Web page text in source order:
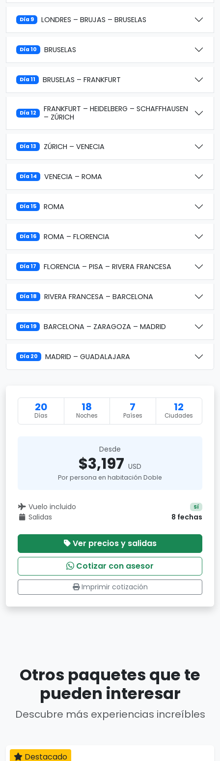
Día 9 LONDRES – BRUJAS – BRUSELAS
Día 10 BRUSELAS
Día 11 BRUSELAS – FRANKFURT
Día 12
FRANKFURT – HEIDELBERG – SCHAFFHAUSEN
– ZÚRICH
Día 13 ZÚRICH – VENECIA
Día 14 VENECIA – ROMA
Día 15 ROMA
Día 16 ROMA – FLORENCIA
Día 17 FLORENCIA – PISA – RIVERA FRANCESA
Día 18 RIVERA FRANCESA – BARCELONA
Día 19 BARCELONA – ZARAGOZA – MADRID
Día 20 MADRID – GUADALAJARA
20
Días
18
Noches
7
Países
12
Ciudades
Desde
$3,197 USD
Por persona en habitación Doble
Vuelo incluido Sí
Salidas 8 fechas
Ver precios y salidas
Cotizar con asesor
Imprimir cotización
Otros paquetes que te
pueden interesar
Descubre más experiencias increíbles
Destacado